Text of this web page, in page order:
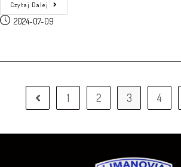
Czytaj Dalej
2024-07-09
1 2 3 4